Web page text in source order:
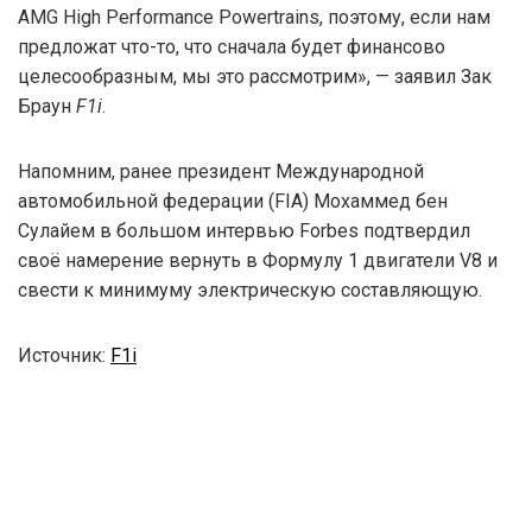
AMG High Performance Powertrains, поэтому, если нам
предложат что-то, что сначала будет финансово
целесообразным, мы это рассмотрим», — заявил Зак
Браун F1i.
Напомним, ранее президент Международной
автомобильной федерации (FIA) Мохаммед бен
Сулайем в большом интервью Forbes подтвердил
своё намерение вернуть в Формулу 1 двигатели V8 и
свести к минимуму электрическую составляющую.
Источник: F1i